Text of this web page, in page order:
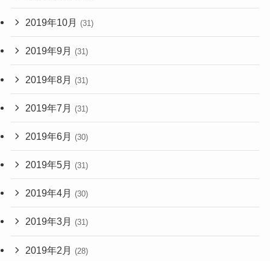
2019年10月 (31)
2019年9月 (31)
2019年8月 (31)
2019年7月 (31)
2019年6月 (30)
2019年5月 (31)
2019年4月 (30)
2019年3月 (31)
2019年2月 (28)